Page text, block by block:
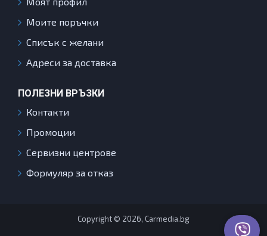
Моите поръчки
Списък с желани
Адреси за доставка
ПОЛЕЗНИ ВРЪЗКИ
Контакти
Промоции
Сервизни центрове
Формуляр за отказ
Copyright © 2026, Carmedia.bg